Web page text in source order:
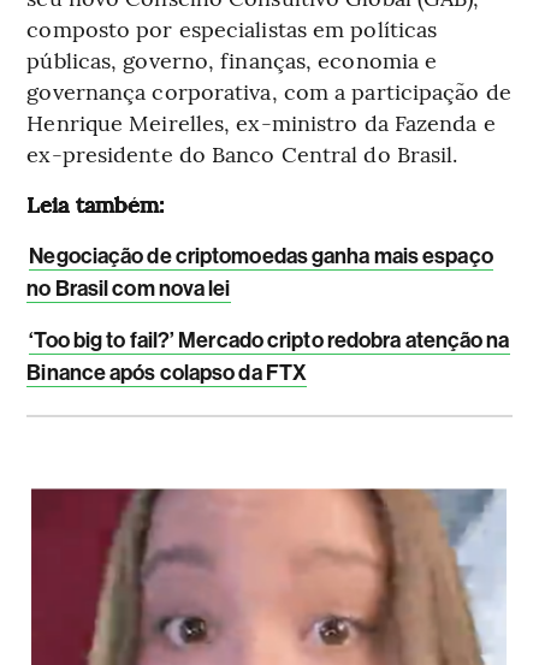
composto por especialistas em políticas
públicas, governo, finanças, economia e
governança corporativa, com a participação de
Henrique Meirelles, ex-ministro da Fazenda e
ex-presidente do Banco Central do Brasil.
Leia também:
Negociação de criptomoedas ganha mais espaço
no Brasil com nova lei
‘Too big to fail?’ Mercado cripto redobra atenção na
Binance após colapso da FTX